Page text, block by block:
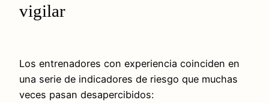
vigilar
Los entrenadores con experiencia coinciden en
una serie de indicadores de riesgo que muchas
veces pasan desapercibidos: